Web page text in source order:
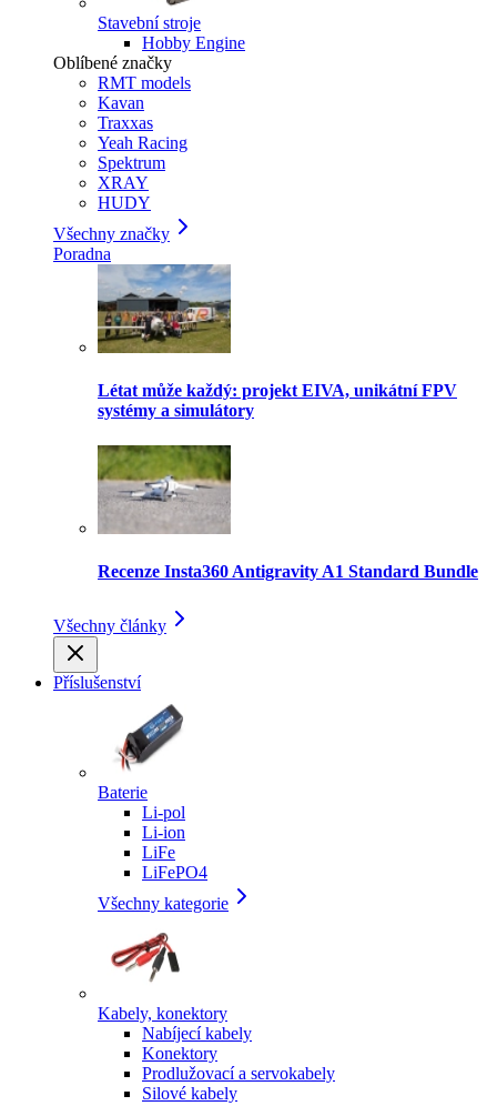
Stavební stroje
Hobby Engine
Oblíbené značky
RMT models
Kavan
Traxxas
Yeah Racing
Spektrum
XRAY
HUDY
Všechny značky
Poradna
Létat může každý: projekt EIVA, unikátní FPV
systémy a simulátory
Recenze Insta360 Antigravity A1 Standard Bundle
Všechny články
Příslušenství
Baterie
Li-pol
Li-ion
LiFe
LiFePO4
Všechny kategorie
Kabely, konektory
Nabíjecí kabely
Konektory
Prodlužovací a servokabely
Silové kabely